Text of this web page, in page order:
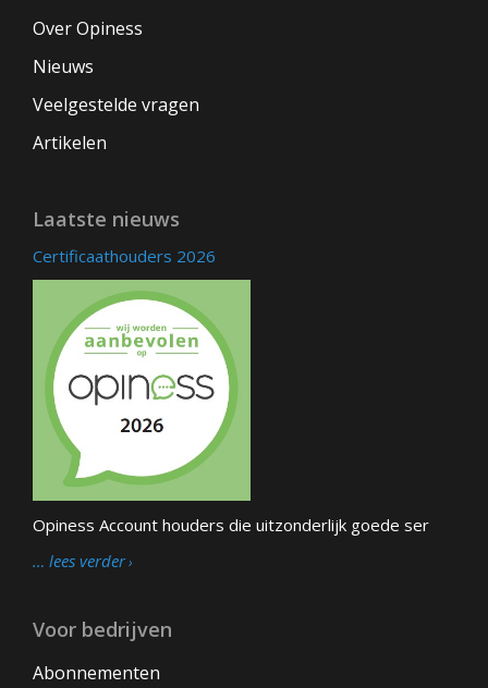
Over Opiness
Nieuws
Veelgestelde vragen
Artikelen
Laatste nieuws
Certificaathouders 2026
Opiness Account houders die uitzonderlijk goede ser
… lees verder
Voor bedrijven
Abonnementen